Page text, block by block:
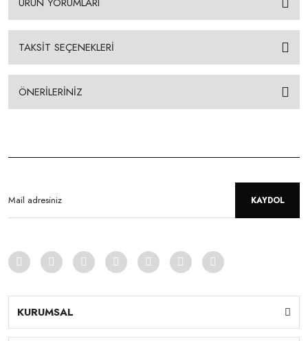
TAKSİT SEÇENEKLERİ
ÖNERİLERİNİZ
KAYDOL
KURUMSAL